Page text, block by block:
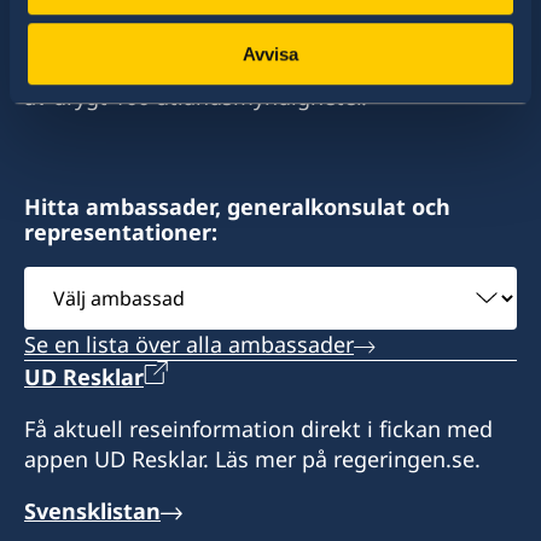
Avvisa
stort sett alla stater i världen. I ungefär hälften
av dessa stater har Sverige ambassader och
konsulat. Sveriges utrikesrepresentation består
av drygt 100 utlandsmyndigheter.
Hitta ambassader, generalkonsulat och
representationer:
Välj
ambassad
Se en lista över alla ambassader
UD Resklar
Få aktuell reseinformation direkt i fickan med
appen UD Resklar. Läs mer på regeringen.se.
Svensklistan